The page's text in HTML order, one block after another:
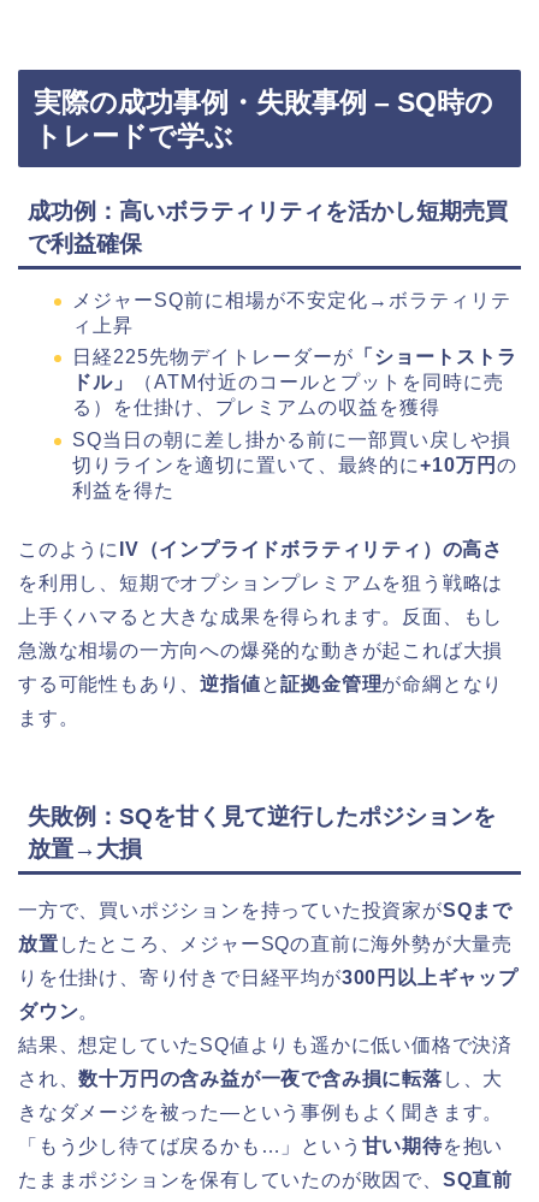
実際の成功事例・失敗事例 – SQ時の
トレードで学ぶ
成功例：高いボラティリティを活かし短期売買
で利益確保
メジャーSQ前に相場が不安定化→ボラティリテ
ィ上昇
日経225先物デイトレーダーが 「ショートストラ
ドル」
（ATM付近のコールとプットを同時に売
る）を仕掛け、プレミアムの収益を獲得
SQ当日の朝に差し掛かる前に一部買い戻しや損
切りラインを適切に置いて、最終的に+10万円 の
利益を得た
このように IV（インプライドボラティリティ）の高さ
を利用し、短期でオプションプレミアムを狙う戦略は
上手くハマると大きな成果を得られます。反面、もし
急激な相場の一方向への爆発的な動きが起これば大損
する可能性もあり、逆指値と証拠金管理が命綱となり
ます。
失敗例：SQを甘く見て逆行したポジションを
放置→大損
一方で、買いポジションを持っていた投資家がSQまで
放置 したところ、メジャーSQの直前に海外勢が大量売
りを仕掛け、寄り付きで日経平均が300円以上ギャップ
ダウン。
結果、想定していたSQ値よりも遥かに低い価格で決済
され、数十万円の含み益が一夜で含み損に転落 し、大
きなダメージを被った—という事例もよく聞きます。
「もう少し待てば戻るかも…」という 甘い期待を抱い
たままポジションを保有していたのが敗因で、 SQ直前